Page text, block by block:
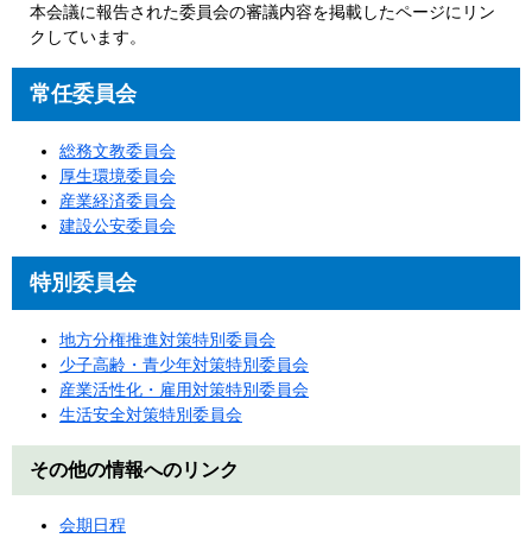
本会議に報告された委員会の審議内容を掲載したページにリン
クしています。
常任委員会
総務文教委員会
厚生環境委員会
産業経済委員会
建設公安委員会
特別委員会
地方分権推進対策特別委員会
少子高齢・青少年対策特別委員会
産業活性化・雇用対策特別委員会
生活安全対策特別委員会
その他の情報へのリンク
会期日程